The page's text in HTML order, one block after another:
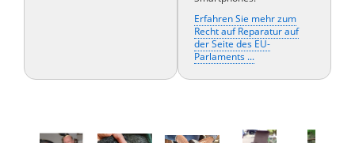
Erfahren Sie mehr zum
Recht auf Reparatur auf
der Seite des EU-
Parlaments ...